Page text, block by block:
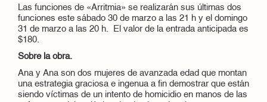
Las funciones de «Arritmia» se realizarán sus últimas dos
funciones este sábado 30 de marzo a las 21 h y el domingo
31 de marzo a las 20 h. El valor de la entrada anticipada es
$180.
Sobre la obra.
Ana y Ana son dos mujeres de avanzada edad que montan
una estrategia graciosa e ingenua a fin demostrar que están
siendo víctimas de un intento de homicidio en manos de las